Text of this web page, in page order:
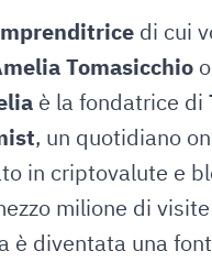
di cui
Tomasicchio o
è la fondatrice di
, un quotidiano
in criptovalute e
milione di
è diventata una